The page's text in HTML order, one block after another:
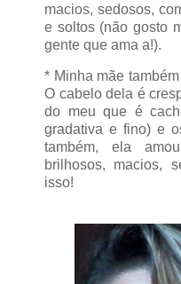
macios, sedosos,
e soltos (não gosto
gente que ama a!).
* Minha mãe
O cabelo dela é
do meu que é
gradativa e fino) e
também, ela
brilhosos, macios,
isso!